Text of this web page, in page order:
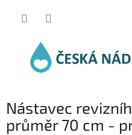
Nástavec
průměr 70 cm -